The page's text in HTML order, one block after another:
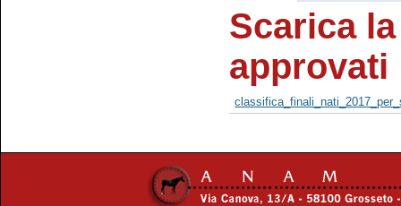
Scarica
approvati